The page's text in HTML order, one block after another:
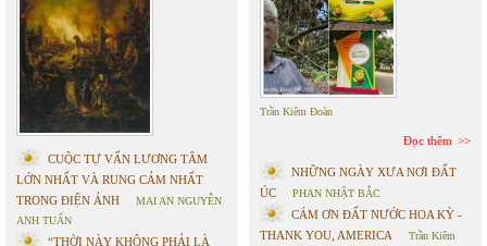
CUỘC TỰ VẤN LƯƠNG TÂM
LỚN NHẤT VÀ RUNG CẢM NHẤT
TRONG ĐIỆN ẢNH
MAI AN NGUYỄN
ANH TUẤN
“THỜI NÀY KHÔNG PHẢI LÀ
Trần Kiêm Đoàn
Đọc thêm
NHỮNG NGÀY XƯA NƠI ĐẤT
ÚC
PHAN NHẬT BẮC
CÁM ƠN ĐẤT NƯỚC HOA KỲ -
THANK YOU, AMERICA
Trần Kiêm